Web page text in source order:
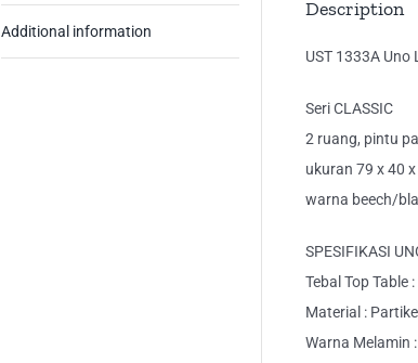
Additional information
Description
UST 1333A Uno
Seri CLASSIC
2 ruang, pintu
ukuran 79 x 40
warna beech/
SPESIFIKASI
Tebal Top Table
Material :
Warna Melamin